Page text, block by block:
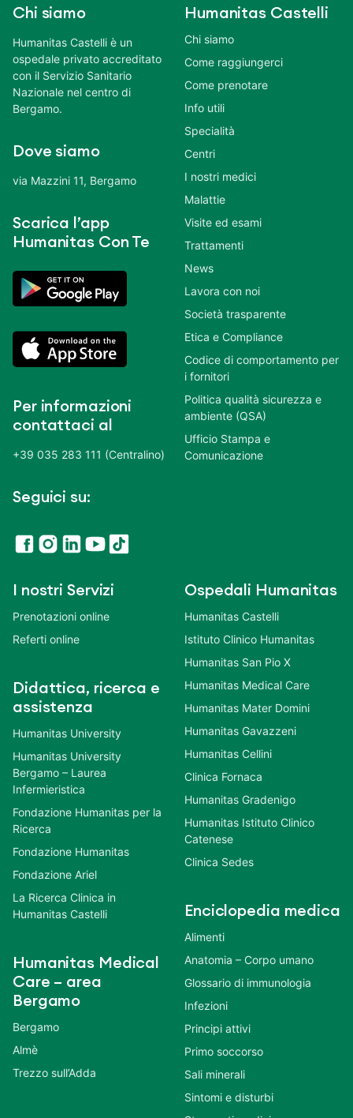
Chi siamo
Humanitas Castelli è un
ospedale privato accreditato
con il Servizio Sanitario
Nazionale nel centro di
Bergamo.
Dove siamo
via Mazzini 11, Bergamo
Scarica l’app
Humanitas Con Te
Per informazioni
contattaci al
+39 035 283 111 (Centralino)
Seguici su:
Humanitas Castelli
Chi siamo
Come raggiungerci
Come prenotare
Info utili
Specialità
Centri
I nostri medici
Malattie
Visite ed esami
Trattamenti
News
Lavora con noi
Società trasparente
Etica e Compliance
Codice di comportamento per
i fornitori
Politica qualità sicurezza e
ambiente (QSA)
Ufficio Stampa e
Comunicazione
I nostri Servizi
Prenotazioni online
Referti online
Didattica, ricerca e
assistenza
Humanitas University
Humanitas University
Bergamo – Laurea
Infermieristica
Fondazione Humanitas per la
Ricerca
Fondazione Humanitas
Fondazione Ariel
La Ricerca Clinica in
Humanitas Castelli
Humanitas Medical
Care – area
Bergamo
Bergamo
Almè
Trezzo sull’Adda
Ospedali Humanitas
Humanitas Castelli
Istituto Clinico Humanitas
Humanitas San Pio X
Humanitas Medical Care
Humanitas Mater Domini
Humanitas Gavazzeni
Humanitas Cellini
Clinica Fornaca
Humanitas Gradenigo
Humanitas Istituto Clinico
Catenese
Clinica Sedes
Enciclopedia medica
Alimenti
Anatomia – Corpo umano
Glossario di immunologia
Infezioni
Principi attivi
Primo soccorso
Sali minerali
Sintomi e disturbi